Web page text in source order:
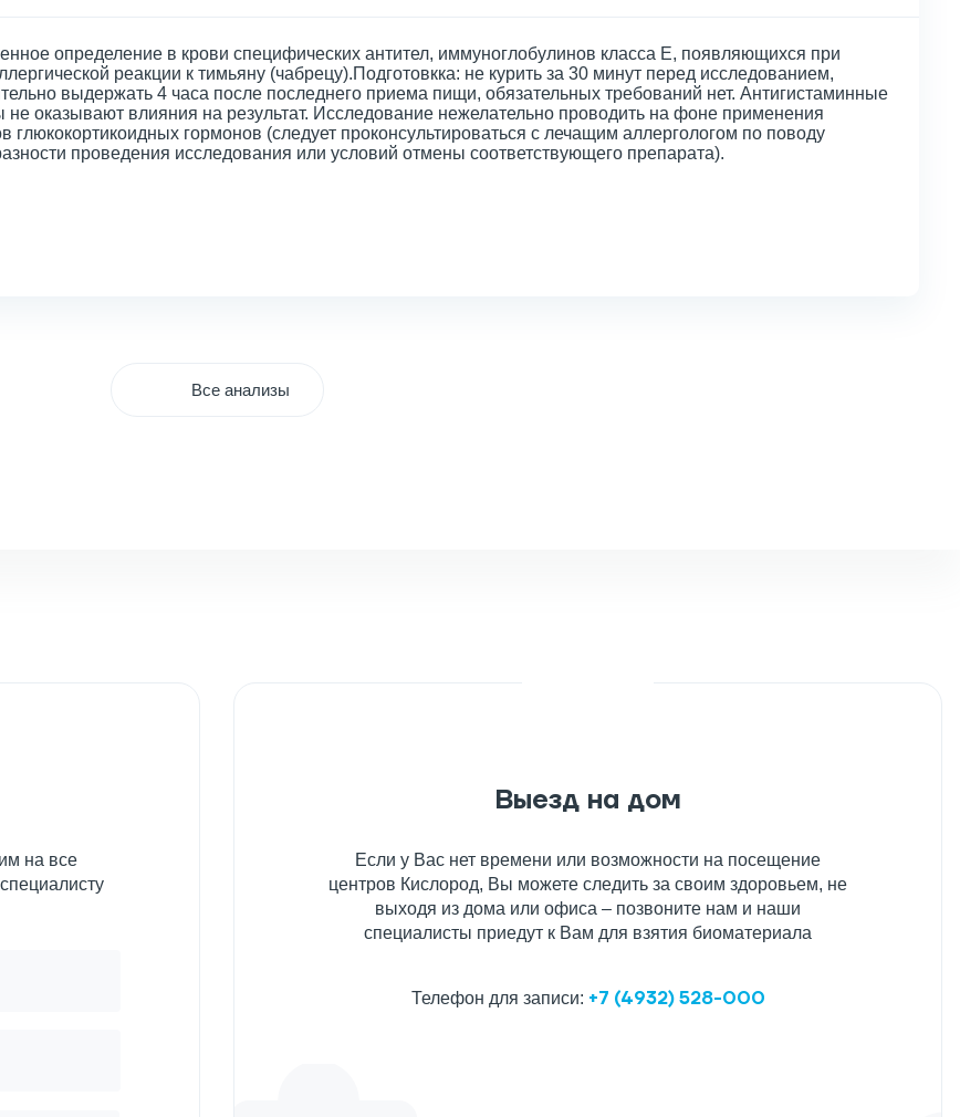
определение в крови специфических антител, иммуноглобулинов класса E, появляющихся при
реакции к тимьяну (чабрецу).Подготовкка: не курить за 30 минут перед исследованием,
выдержать 4 часа после последнего приема пищи, обязательных требований нет. Антигистаминные
не оказывают влияния на результат. Исследование нежелательно проводить на фоне применения
глюкокортикоидных гормонов (следует проконсультироваться с лечащим аллергологом по поводу
проведения исследования или условий отмены соответствующего препарата).
Все анализы
на все
Выезд на дом
Если у Вас нет времени или возможности на посещение
центров Кислород, Вы можете следить за своим здоровьем, не
выходя из дома или офиса – позвоните нам и наши
специалисты приедут к Вам для взятия биоматериала
Телефон для записи: +7 (4932) 528-000